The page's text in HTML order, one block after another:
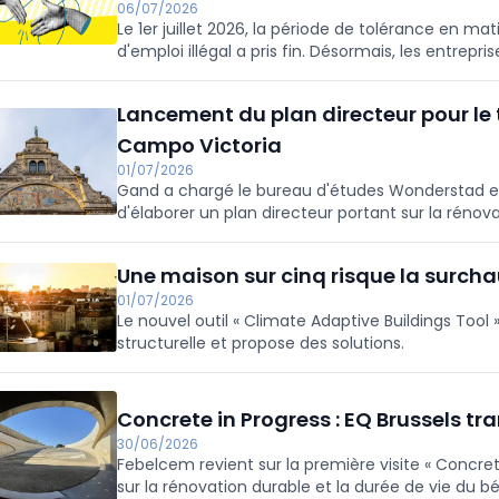
06/07/2026
Le 1er juillet 2026, la période de tolérance en
d'emploi illégal a pris fin. Désormais, les
Lancement du plan directeur pour
Campo Victoria
01/07/2026
Gand a chargé le bureau d'études
d'élaborer un plan directeur portant sur la
Une maison sur cinq risque la
01/07/2026
Le nouvel outil « Climate Adaptive Buildings
structurelle et propose des solutions.
Concrete in Progress : EQ Brussels
30/06/2026
Febelcem revient sur la première visite «
sur la rénovation durable et la durée de vie du